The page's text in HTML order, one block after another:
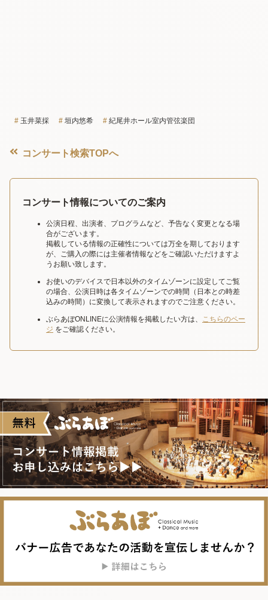
玉井菜採 垣内悠希 紀尾井ホール室内管弦楽団
コンサート検索TOPへ
コンサート情報についてのご案内
公演日程、出演者、プログラムなど、予告なく変更となる場
合がございます。
掲載している情報の正確性については万全を期しております
が、ご購入の際には主催者情報などをご確認いただけますよ
うお願い致します。
お使いのデバイスで日本以外のタイムゾーンに設定してご覧
の場合、公演日時は各タイムゾーンでの時間（日本との時差
込みの時間）に変換して表示されますのでご注意ください。
ぶらあぼONLINEに公演情報を掲載したい方は、 こちらのペー
ジ をご確認ください。